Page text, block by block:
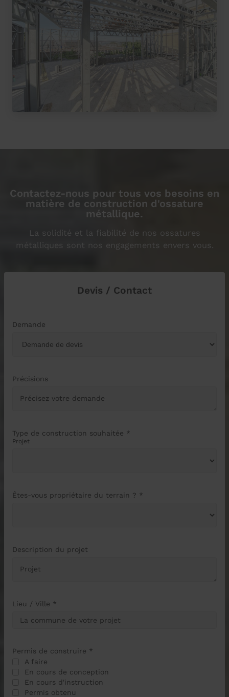
Contactez-nous pour tous vos besoins en
matière de construction d'ossature
métallique.
La solidité et la fiabilité de nos ossatures
métalliques sont nos engagements envers vous.
Devis / Contact
Demande
Précisions
Type de construction souhaitée *
Projet
Êtes-vous propriétaire du terrain ? *
Description du projet
Lieu / Ville *
Permis de construire *
A faire
En cours de conception
En cours d'instruction
Permis obtenu